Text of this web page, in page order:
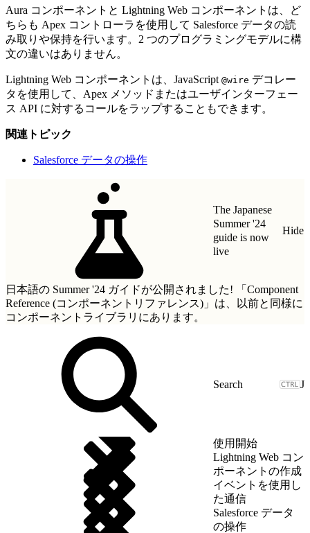
Aura コンポーネントと Lightning Web コンポーネントは、ど
ちらも Apex コントローラを使用して Salesforce データの読
み取りや保持を行います。2 つのプログラミングモデルに構
文の違いはありません。
Lightning Web コンポーネントは、JavaScript @wire デコレー
タを使用して、Apex メソッドまたはユーザインターフェー
ス API に対するコールをラップすることもできます。
関連トピック
Salesforce データの操作
The Japanese
Summer '24
guide is now
live
Hide
日本語の Summer '24 ガイドが公開されました!
「Component
Reference (コンポーネントリファレンス)」 は、以前と同様に
コンポーネントライブラリにあります。
J
使用開始
Lightning Web コン
ポーネントの作成
イベントを使用し
た通信
Salesforce データ
の操作